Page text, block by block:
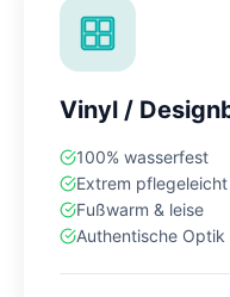
Vinyl /
100% wasserfest
Extrem pflegeleicht
Fußwarm & leise
Authentische Optik